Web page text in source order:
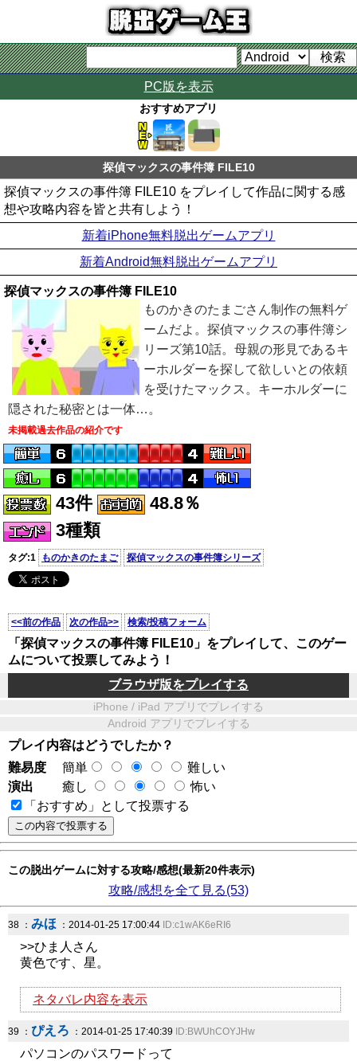
PC版を表示
おすすめアプリ
探偵マックスの事件簿 FILE10
探偵マックスの事件簿 FILE10 をプレイして作品に関する感
想や攻略内容を皆と共有しよう！
新着iPhone無料脱出ゲームアプリ
新着Android無料脱出ゲームアプリ
探偵マックスの事件簿 FILE10
ものかきのたまごさん制作の無料ゲ
ームだよ。探偵マックスの事件簿シ
リーズ第10話。母親の形見であるキ
ーホルダーを探して欲しいとの依頼
を受けたマックス。キーホルダーに
隠された秘密とは一体…。
未掲載過去作品の紹介です
43件
48.8％
3種類
タグ:1 ものかきのたまご 探偵マックスの事件簿シリーズ
<<前の作品 次の作品>> 検索/投稿フォーム
「探偵マックスの事件簿 FILE10」をプレイして、このゲー
ムについて投票してみよう！
ブラウザ版をプレイする
iPhone / iPad アプリでプレイする
Android アプリでプレイする
プレイ内容はどうでしたか？
難易度
簡単
難しい
演出
癒し
怖い
「おすすめ」として投票する
この脱出ゲームに対する攻略/感想(最新20件表示)
攻略/感想を全て見る(53)
38 ： みほ ：2014-01-25 17:00:44 ID:c1wAK6eRI6
>>ひま人さん
黄色です、星。
ネタバレ内容を表示
39 ： ぴえろ ：2014-01-25 17:40:39 ID:BWUhCOYJHw
パソコンのパスワードって